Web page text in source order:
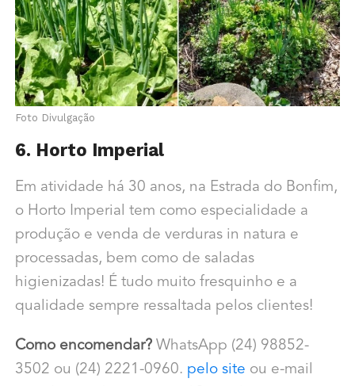
Foto Divulgação
6. Horto Imperial
Em atividade há 30 anos, na Estrada do Bonfim,
o Horto Imperial tem como especialidade a
produção e venda de verduras in natura e
processadas, bem como de saladas
higienizadas! É tudo muito fresquinho e a
qualidade sempre ressaltada pelos clientes!
Como encomendar?WhatsApp (24) 98852-
3502 ou (24) 2221-0960. pelo site ou e-mail